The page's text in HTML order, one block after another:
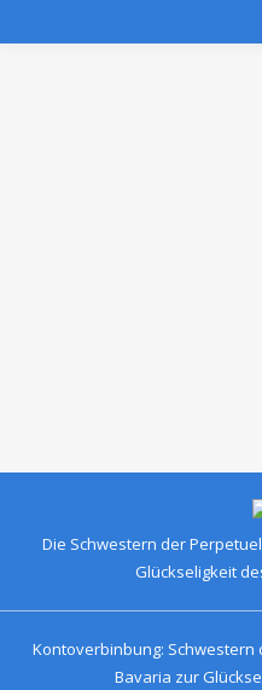
Die Schwestern der
Glückseligkeit
Kontoverbinbung:
Bavaria zur